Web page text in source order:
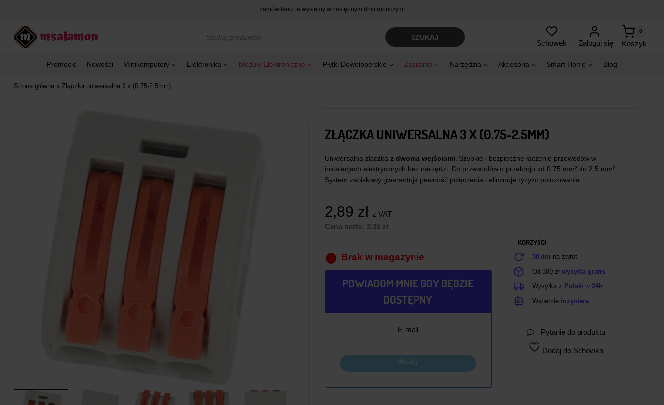
Zamów teraz, a wyślemy w następnym dniu roboczym!
produktów
SZUKAJ
Schowek Zaloguj się Koszyk
0
Promocje Nowości Minikomputery Elektronika Moduły Elektroniczne Płytki Deweloperskie Zasilanie Narzędzia Akcesoria Smart Home Blog
Strona główna » Złączka uniwersalna 3 x (0.75-2.5mm)
ZŁĄCZKA UNIWERSALNA 3 X (0.75-2.5MM)
Uniwersalna złączka z dwoma wejściami. Szybkie i bezpieczne łączenie przewodów w
instalacjach elektrycznych bez narzędzi. Do przewodów o przekroju od 0,75 mm² do 2,5 mm².
System zaciskowy gwarantuje pewność połączenia i eliminuje ryzyko poluzowania.
2,89 zł z VAT
Cena netto: 2,35 zł
Brak w magazynie
POWIADOM MNIE GDY BĘDZIE
DOSTĘPNY
Wyślij
KORZYŚCI
30 dni na zwrot
Od 300 złwysyłka gratis
Wysyłka z Polskiw 24h
Wsparcie inżyniera
Pytanie do produktu
Dodaj do Schowka